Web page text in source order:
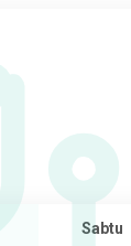
Sabtu